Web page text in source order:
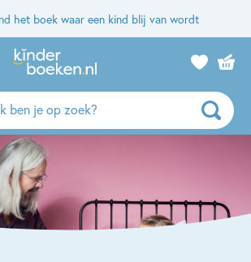
het boek waar een kind blij van wordt